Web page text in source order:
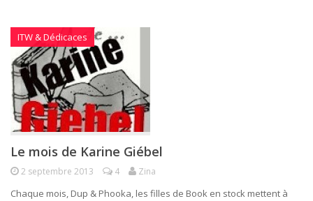
ITW & Dédicaces
Le mois de Karine Giébel
2 septembre 2013 4 Zina
Chaque mois, Dup & Phooka, les filles de Book en stock mettent à